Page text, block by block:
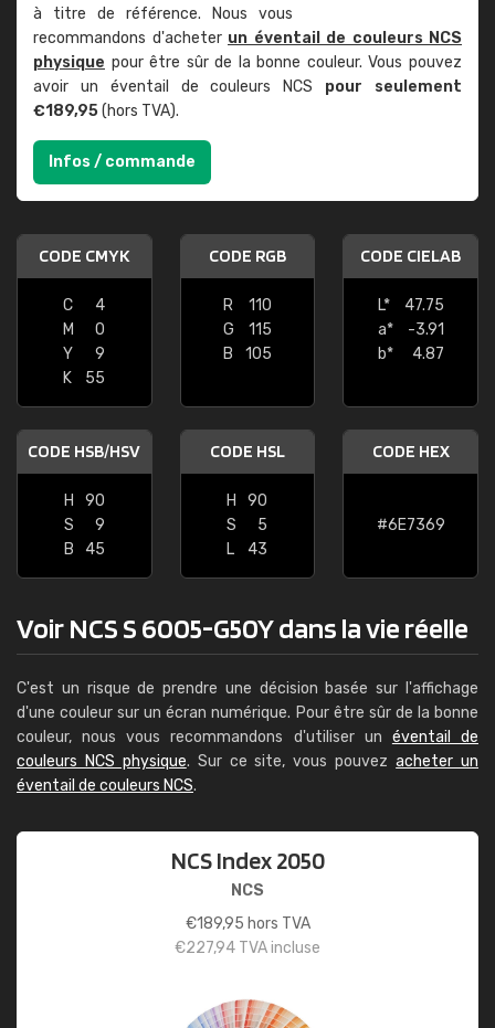
à titre de référence. Nous vous
recommandons d'acheter un éventail de couleurs NCS
physique pour être sûr de la bonne couleur. Vous pouvez
avoir un éventail de couleurs NCS pour seulement
€189,95(hors TVA).
Infos / commande
CODE CMYK
C
4
M
0
Y
9
K
55
CODE RGB
R
110
G
115
B
105
CODE CIELAB
L*
47.75
a*
-3.91
b*
4.87
CODE HSB/HSV
H
90
S
9
B
45
CODE HSL
H
90
S
5
L
43
CODE HEX
#6E7369
Voir NCS S 6005-G50Y dans la vie réelle
C'est un risque de prendre une décision basée sur l'affichage
d'une couleur sur un écran numérique. Pour être sûr de la bonne
couleur, nous vous recommandons d'utiliser un éventail de
couleurs NCS physique. Sur ce site, vous pouvezacheter un
éventail de couleurs NCS.
NCS Index 2050
NCS
€189,95 hors TVA
€227,94 TVA incluse